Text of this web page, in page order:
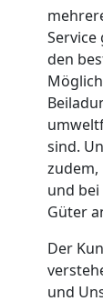
den
sind.
und
Güter
Der
und
Mini